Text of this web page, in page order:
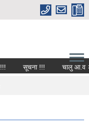
सूचना !!! चालु आ.व